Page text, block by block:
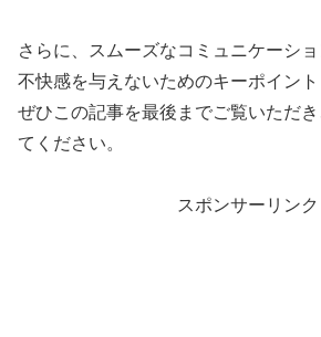
さらに、スムーズなコミュニケーシ
不快感を与えないためのキーポイント
ぜひこの記事を最後までご覧いただ
てください。
スポンサーリンク